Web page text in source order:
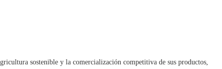
sostenible y la comercialización competitiva de sus productos,